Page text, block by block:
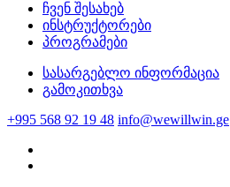
ჩვენ შესახებ
ინსტრუქტორები
პროგრამები
სასარგებლო ინფორმაცია
გამოკითხვა
+995 568 92 19 48 info@wewillwin.ge